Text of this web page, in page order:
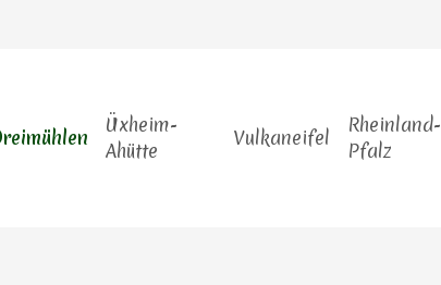
Üxheim-
Ahütte
Vulkaneifel
Rheinland-
Pfalz